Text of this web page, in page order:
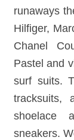
runaways
Hilfiger,
Chanel
Pastel and
surf suits.
tracksuits,
shoelace
sneakers.